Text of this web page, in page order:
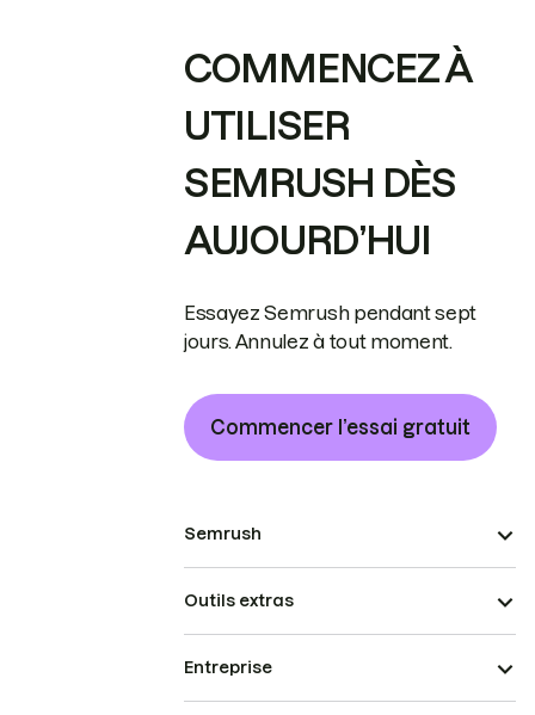
COMMENCEZ À
UTILISER
SEMRUSH DÈS
AUJOURD’HUI
Essayez Semrush pendant sept
jours. Annulez à tout moment.
Commencer l’essai gratuit
Semrush
Outils extras
Entreprise